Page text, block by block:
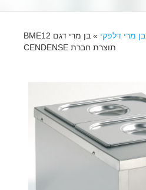
בן מרי דלפקי »
בן מרי דגם BME12
תוצרת חברת CENDENSE